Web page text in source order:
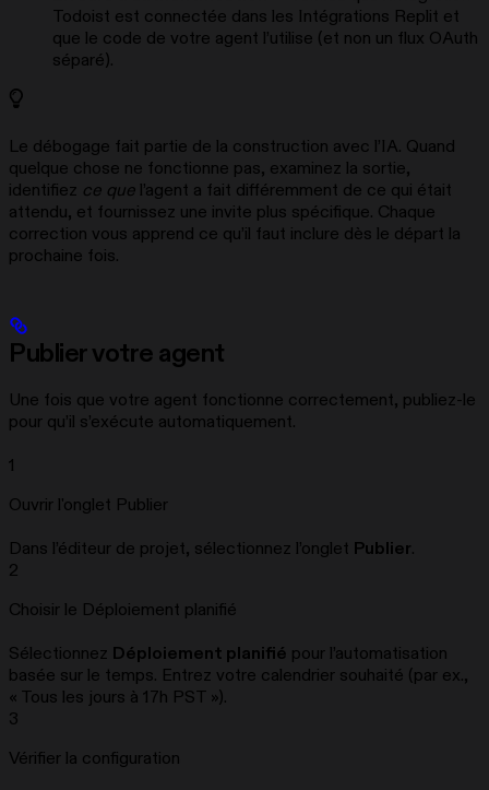
Todoist est connectée dans les Intégrations Replit et
que le code de votre agent l’utilise (et non un flux OAuth
séparé).
Le débogage fait partie de la construction avec l’IA. Quand
quelque chose ne fonctionne pas, examinez la sortie,
identifiez ce que l’agent a fait différemment de ce qui était
attendu, et fournissez une invite plus spécifique. Chaque
correction vous apprend ce qu’il faut inclure dès le départ la
prochaine fois.
Publier votre agent
Une fois que votre agent fonctionne correctement, publiez-le
pour qu’il s’exécute automatiquement.
1
Ouvrir l'onglet Publier
Dans l’éditeur de projet, sélectionnez l’onglet Publier.
2
Choisir le Déploiement planifié
Sélectionnez Déploiement planifié pour l’automatisation
basée sur le temps. Entrez votre calendrier souhaité (par ex.,
« Tous les jours à 17h PST »).
3
Vérifier la configuration